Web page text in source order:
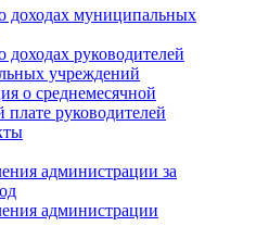
доходах муниципальных
доходах руководителей
учреждений
о среднемесячной
плате руководителей
администрации за
администрации